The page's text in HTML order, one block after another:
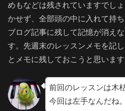
めもなどは残されていますでし
かせず、全部頭の中に入れて持
ブログ記事に残して記憶が消え
す。先週末のレッスンメモを記
とメモに残しておこうと思います
前回のレッスンは木
今回は左手なんだね。